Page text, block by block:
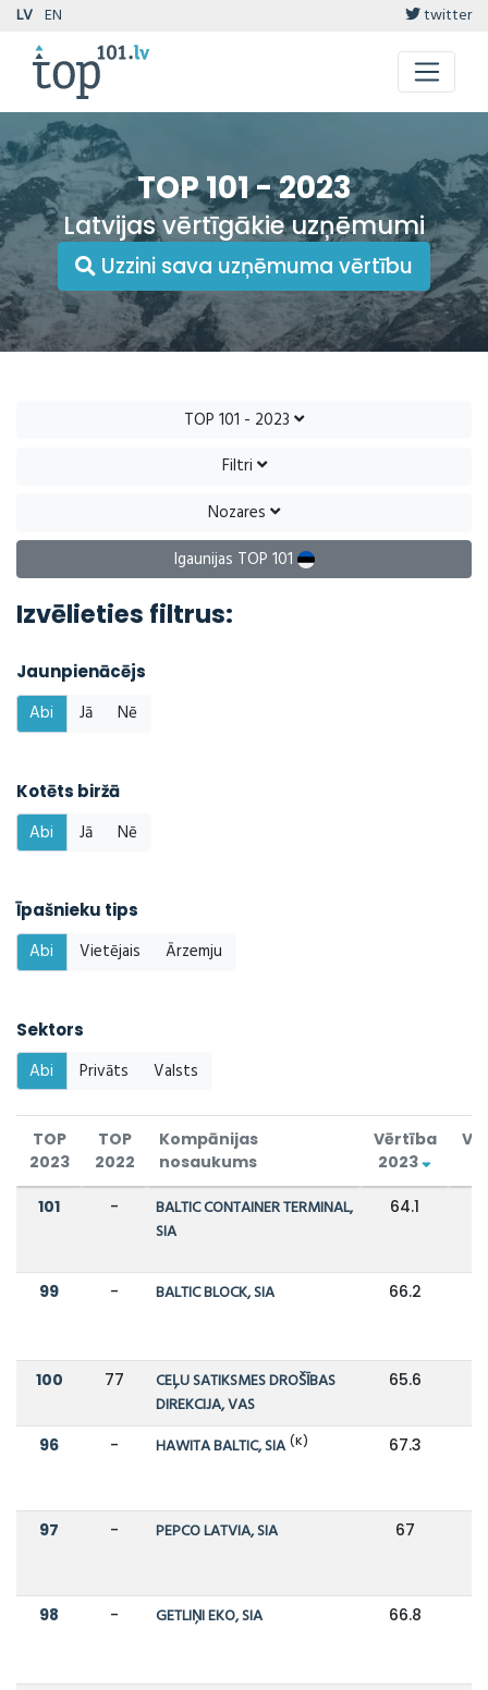
LV EN twitter
TOP 101 - 2023
Latvijas vērtīgākie uzņēmumi
Uzzini sava uzņēmuma vērtību
TOP 101 - 2023
Filtri
Nozares
Igaunijas TOP 101
Izvēlieties filtrus:
Jaunpienācējs
Abi Jā Nē
Kotēts biržā
Abi Jā Nē
Īpašnieku tips
Abi Vietējais Ārzemju
Sektors
Abi Privāts Valsts
TOP
2023
TOP
2022
Kompānijas
nosaukums
Vērtība
2023
101 -
BALTIC CONTAINER TERMINAL,
SIA
64.1
99 - BALTIC BLOCK, SIA 66.2
100 77
CEĻU SATIKSMES DROŠĪBAS
DIREKCIJA, VAS
65.6
96 - HAWITA BALTIC, SIA (K) 67.3
97 - PEPCO LATVIA, SIA 67
98 - GETLIŅI EKO, SIA 66.8